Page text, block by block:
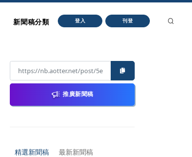
新聞稿分類 登入 刊登
推廣新聞稿
精選新聞稿 最新新聞稿